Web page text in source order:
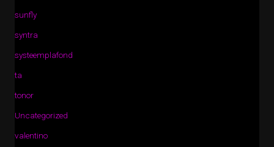
sunfly
syntra
systeemplafond
ta
tonor
Uncategorized
valentino